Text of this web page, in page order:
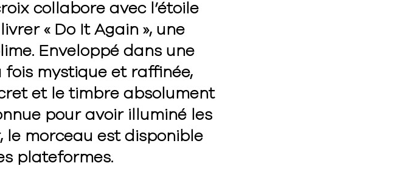
collabore avec l’étoile
« Do It Again », une
Enveloppé dans une
mystique et raffinée,
et le timbre absolument
pour avoir illuminé les
le morceau est disponible
plateformes.